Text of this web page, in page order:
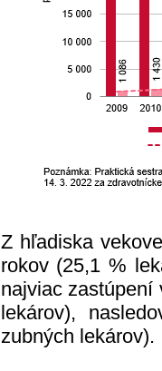
Z hľadiska
rokov (25,1 %
najviac zastúpení
lekárov),
zubných lekárov).